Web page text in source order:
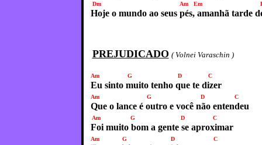
Dm Am Em
Hoje o mundo ao seus pés, amanhã tarde
PREJUDICADO ( Volnei Varaschin )
Am G D C
Eu sinto muito tenho que te dizer
Am G D C
Que o lance é outro e você não entendeu
Am G D
Foi muito bom a gente se aproximar
Am G D C